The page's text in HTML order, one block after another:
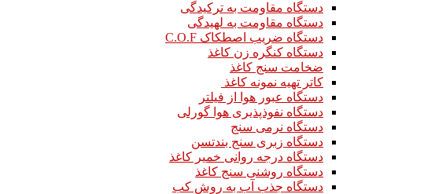
دستگاه مقاومت به ترکیدگی
دستگاه مقاومت به لهیدگی
دستگاه ضریب اصطکاک C.O.F
دستگاه کنگره زن کاغذ
ضخامت سنج کاغذ
کاتر تهیه نمونه کاغذ
دستگاه عبور هوا از فیلتر
دستگاه نفوذپذیری هوا گورلی
دستگاه نرمی سنج
دستگاه زبری سنج بندتسن
دستگاه درجه روانی خمیر کاغذ
دستگاه روشنی سنج کاغذ
دستگاه جذب آب به روش کب